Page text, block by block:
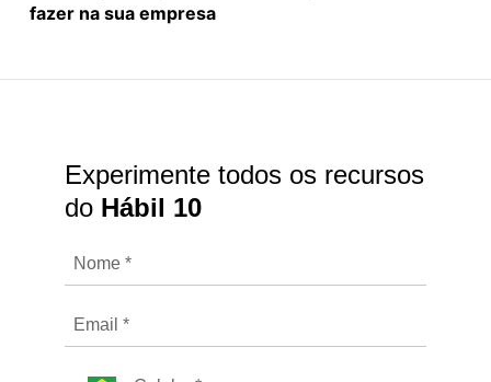
fazer na sua empresa
Experimente todos os recursos
do Hábil 10